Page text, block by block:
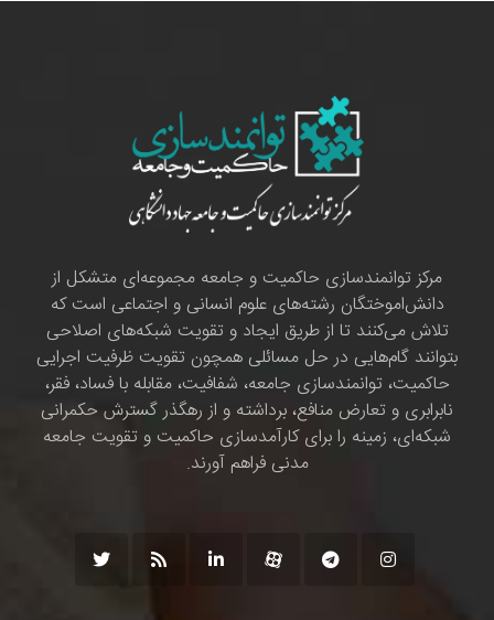
مرکز توانمندسازی حاکمیت و جامعه مجموعه‌ای متشکل از
دانش‌اموختگان رشته‌های علوم انسانی و اجتماعی است که
تلاش می‌کنند تا از طریق ایجاد و تقویت شبکه‌های اصلاحی
بتوانند گام‌هایی در حل مسائلی همچون تقویت ظرفیت اجرایی
حاکمیت، توانمندسازی جامعه، شفافیت، مقابله با فساد، فقر،
نابرابری و تعارض منافع، برداشته و از رهگذر گسترش حکمرانی
شبکه‌ای، زمینه را برای کارآمدسازی حاکمیت و تقویت جامعه
مدنی فراهم آورند.